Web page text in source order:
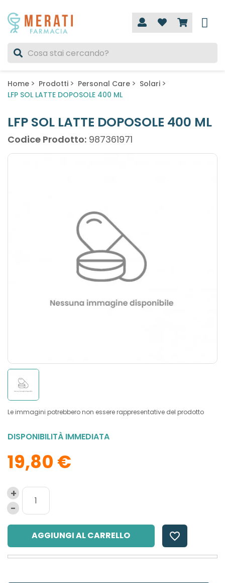
Home Prodotti Personal Care
Solari
LFP SOL LATTE DOPOSOLE 400 ML
LFP SOL LATTE DOPOSOLE 400 ML
Codice Prodotto: 987361971
Le immagini potrebbero non essere rappresentative del prodotto
DISPONIBILITÀ IMMEDIATA
19,80 €
AGGIUNGI AL CARRELLO favorite_border